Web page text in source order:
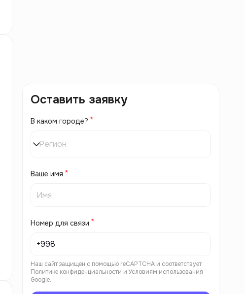
Оставить заявку
В каком городе?
Регион
Ваше имя
Номер для связи
Наш сайт защищен с помощью reCAPTCHA и соответствует
Политике конфиденциальности и Условиям использования
Google.